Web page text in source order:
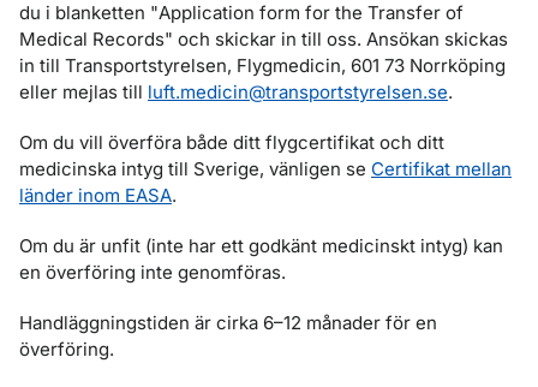
du i blanketten "Application form for the Transfer of
Medical Records" och skickar in till oss. Ansökan skickas
in till Transportstyrelsen, Flygmedicin, 601 73 Norrköping
eller mejlas till luft.medicin@transportstyrelsen.se.
Om du vill överföra både ditt flygcertifikat och ditt
medicinska intyg till Sverige, vänligen se Certifikat mellan
länder inom EASA.
Om du är unfit (inte har ett godkänt medicinskt intyg) kan
en överföring inte genomföras.
Handläggningstiden är cirka 6–12 månader för en
överföring.